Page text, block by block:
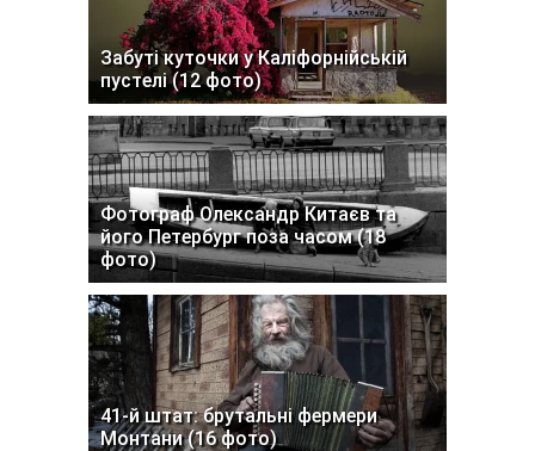
Забуті куточки у Каліфорнійській
пустелі (12 фото)
Фотограф Олександр Китаєв та
його Петербург поза часом (18
фото)
41-й штат: брутальні фермери
Монтани (16 фото)